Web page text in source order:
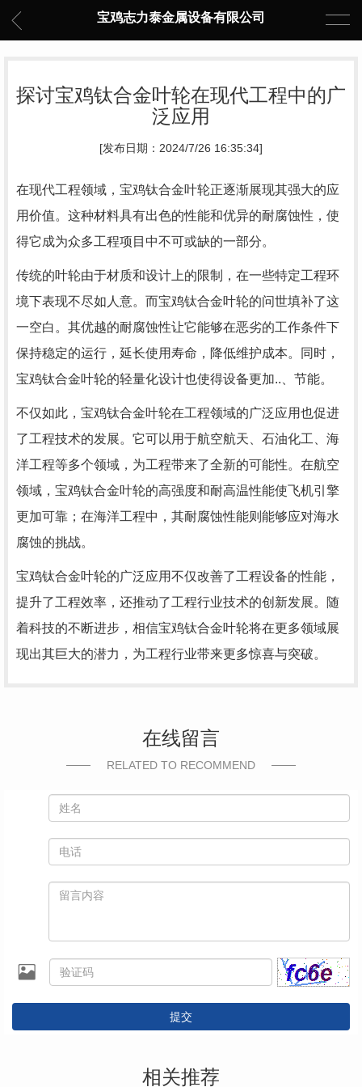
宝鸡志力泰金属设备有限公司
探讨宝鸡钛合金叶轮在现代工程中的广
泛应用
[发布日期：2024/7/26 16:35:34]
在现代工程领域，宝鸡钛合金叶轮正逐渐展现其强大的应
用价值。这种材料具有出色的性能和优异的耐腐蚀性，使
得它成为众多工程项目中不可或缺的一部分。
传统的叶轮由于材质和设计上的限制，在一些特定工程环
境下表现不尽如人意。而宝鸡钛合金叶轮的问世填补了这
一空白。其优越的耐腐蚀性让它能够在恶劣的工作条件下
保持稳定的运行，延长使用寿命，降低维护成本。同时，
宝鸡钛合金叶轮的轻量化设计也使得设备更加..、节能。
不仅如此，宝鸡钛合金叶轮在工程领域的广泛应用也促进
了工程技术的发展。它可以用于航空航天、石油化工、海
洋工程等多个领域，为工程带来了全新的可能性。在航空
领域，宝鸡钛合金叶轮的高强度和耐高温性能使飞机引擎
更加可靠；在海洋工程中，其耐腐蚀性能则能够应对海水
腐蚀的挑战。
宝鸡钛合金叶轮的广泛应用不仅改善了工程设备的性能，
提升了工程效率，还推动了工程行业技术的创新发展。随
着科技的不断进步，相信宝鸡钛合金叶轮将在更多领域展
现出其巨大的潜力，为工程行业带来更多惊喜与突破。
在线留言
RELATED TO RECOMMEND
提交
相关推荐